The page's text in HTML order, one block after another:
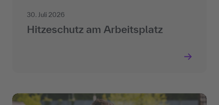
30. Juli 2026
Hitzeschutz am Arbeitsplatz